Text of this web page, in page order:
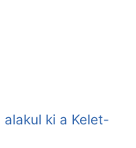
ki a Kelet-